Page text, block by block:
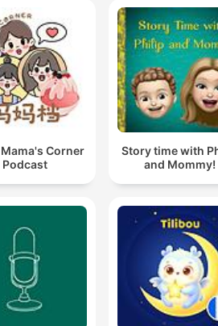
Mama's Corner
Podcast
Story time with
and Mommy!